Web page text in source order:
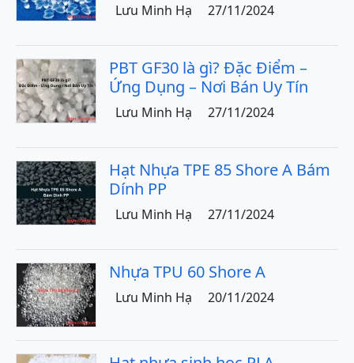
Lưu Minh Hạ 27/11/2024
PBT GF30 là gì? Đặc Điểm –
Ứng Dụng – Nơi Bán Uy Tín
Lưu Minh Hạ 27/11/2024
Hạt Nhựa TPE 85 Shore A Bám
Dính PP
Lưu Minh Hạ 27/11/2024
Nhựa TPU 60 Shore A
Lưu Minh Hạ 20/11/2024